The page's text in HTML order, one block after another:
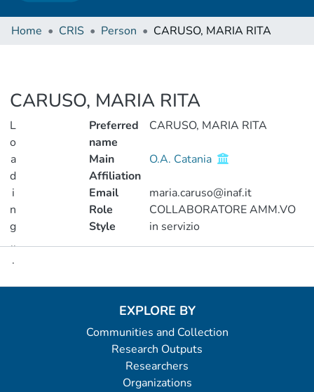
Home CRIS Person CARUSO, MARIA RITA
CARUSO, MARIA RITA
L
o
a
d
i
n
g
..
.
Loading...
Preferred
name
CARUSO, MARIA RITA
Main
Affiliation
O.A. Catania
Email
maria.caruso@inaf.it
Role
COLLABORATORE AMM.VO
Style
in servizio
EXPLORE BY
Communities and Collection
Research Outputs
Researchers
Organizations